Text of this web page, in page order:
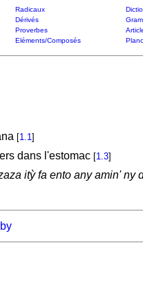
Radicaux
Dérivés
Proverbes
Eléments/Composés
[1.1]
dans l'estomac [1.3]
itỳ fa ento any amin' ny